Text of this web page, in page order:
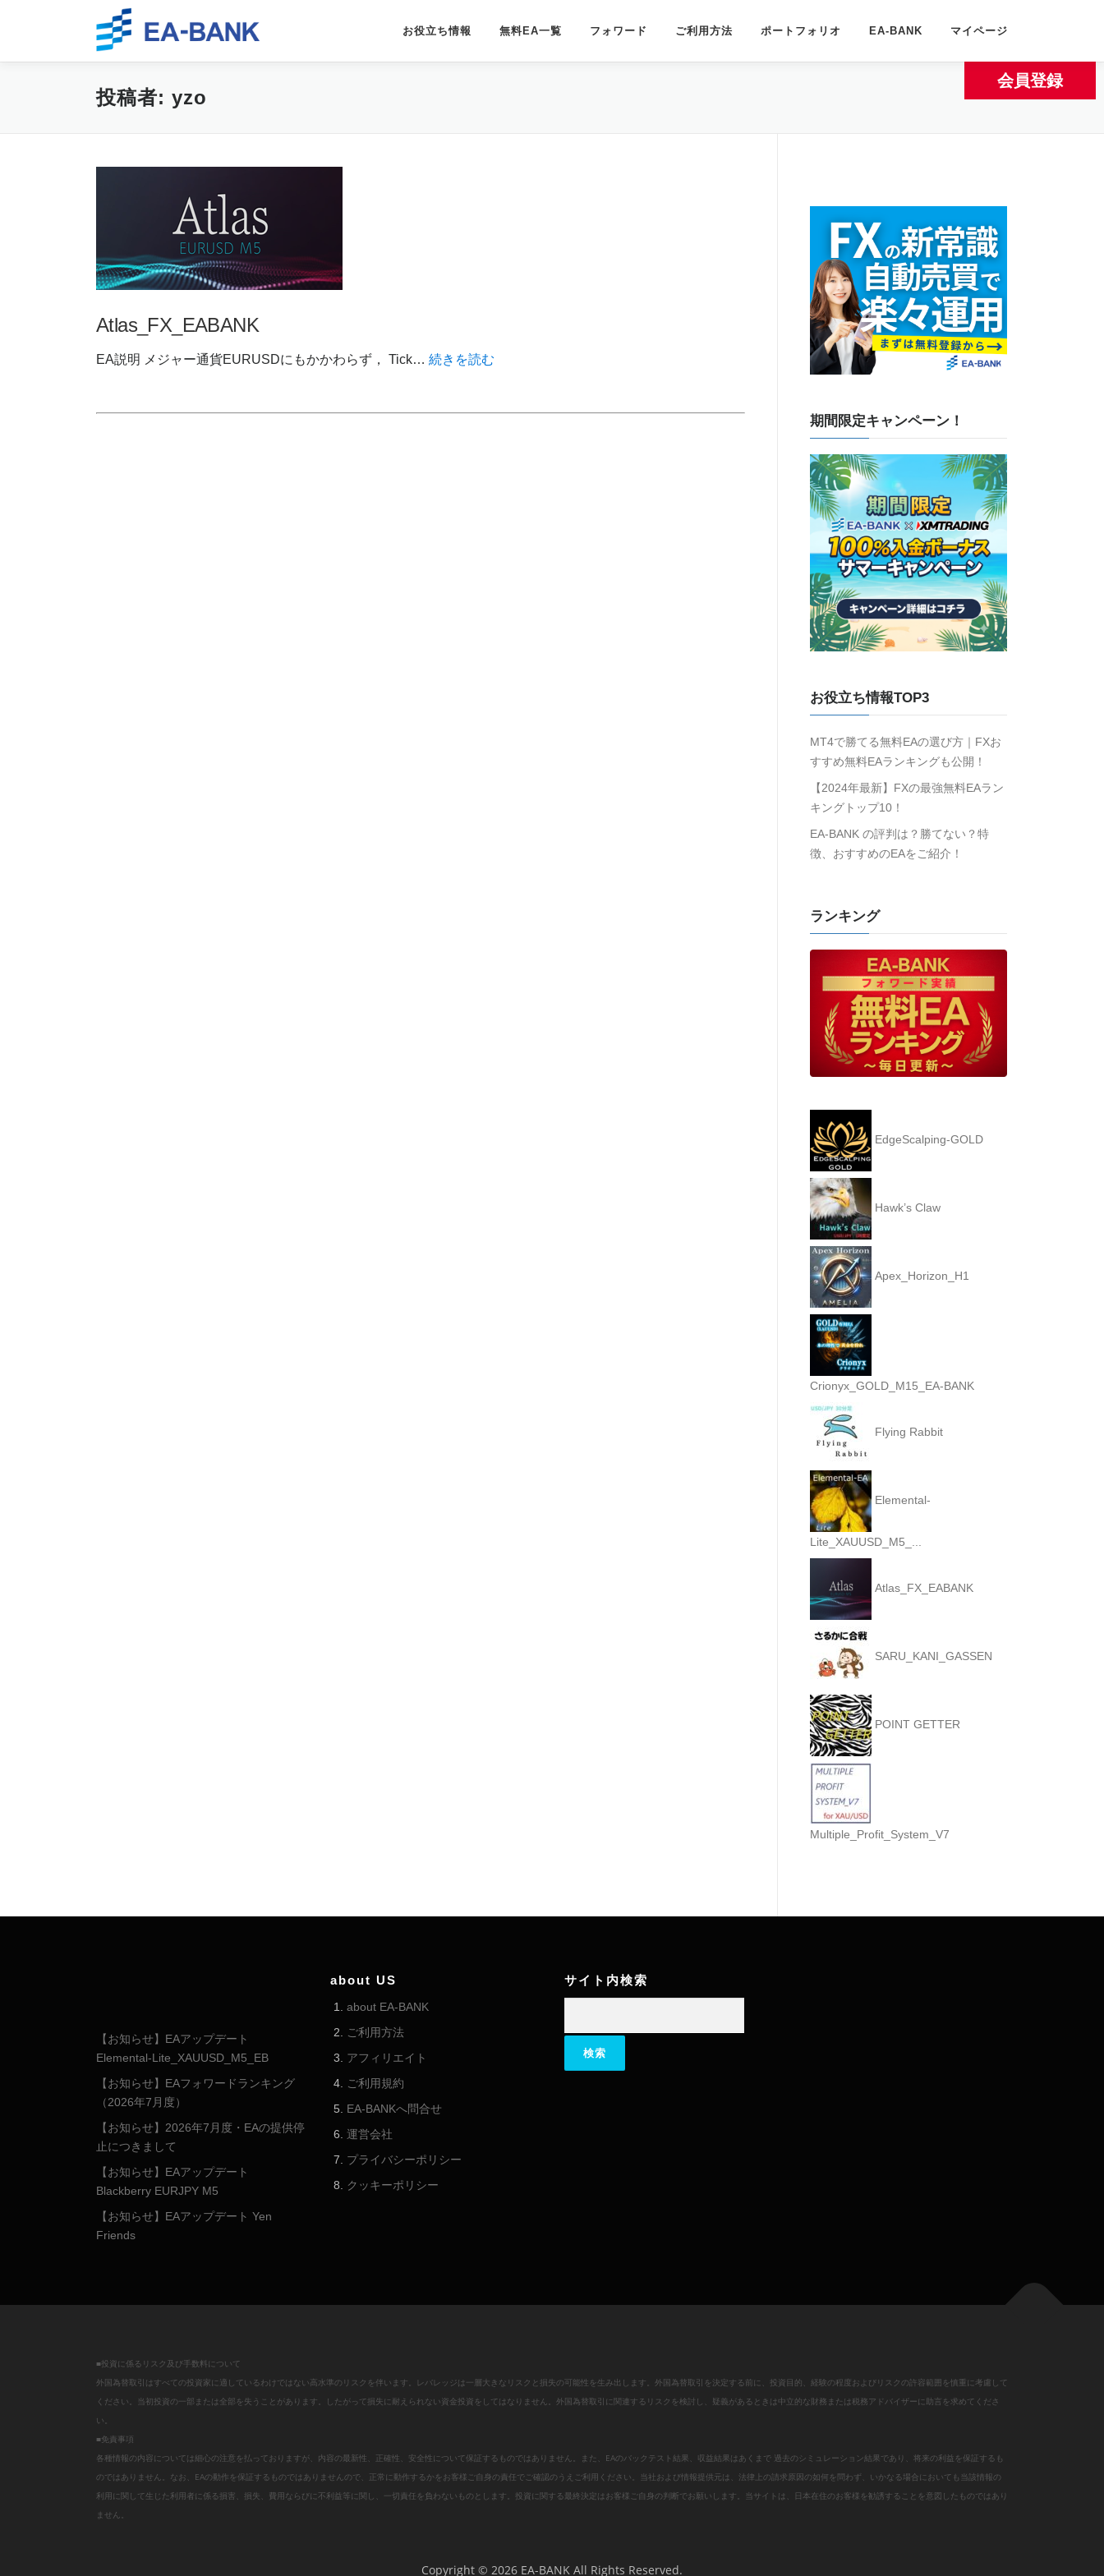
お役立ち情報 無料EA一覧 フォワード ご利用方法 ポートフォリオ EA-BANK マイページ
会員登録
投稿者: yzo
Atlas_FX_EABANK
EA説明 メジャー通貨EURUSDにもかかわらず， Tick… 続きを読む
期間限定キャンペーン！
お役立ち情報TOP3
MT4で勝てる無料EAの選び方｜FXお
すすめ無料EAランキングも公開！
【2024年最新】FXの最強無料EAラン
キングトップ10！
EA-BANK の評判は？勝てない？特
徴、おすすめのEAをご紹介！
ランキング
EdgeScalping-GOLD
Hawk’s Claw
Apex_Horizon_H1
Crionyx_GOLD_M15_EA-BANK
Flying Rabbit
Elemental-
Lite_XAUUSD_M5_...
Atlas_FX_EABANK
SARU_KANI_GASSEN
POINT GETTER
Multiple_Profit_System_V7
【お知らせ】EAアップデート
Elemental-Lite_XAUUSD_M5_EB
【お知らせ】EAフォワードランキング
（2026年7月度）
【お知らせ】2026年7月度・EAの提供停
止につきまして
【お知らせ】EAアップデート
Blackberry EURJPY M5
【お知らせ】EAアップデート Yen
Friends
about US
about EA-BANK
ご利用方法
アフィリエイト
ご利用規約
EA-BANKへ問合せ
運営会社
プライバシーポリシー
クッキーポリシー
サイト内検索
■投資に係るリスク及び手数料について
外国為替取引はすべての投資家に適しているわけではない高水準のリスクを伴います。レバレッジは一層大きなリスクと損失の可能性を生み出します。外国為替取引を決定する前に、投資目的、経験の程度およびリスクの許容範囲を慎重に考慮して
ください。当初投資の一部または全部を失うことがあります。したがって損失に耐えられない資金投資をしてはなりません。外国為替取引に関連するリスクを検討し、疑義があるときは中立的な財務または税務アドバイザーに助言を求めてくださ
い。
■免責事項
各種情報の内容については細心の注意を払っておりますが、内容の最新性、正確性、安全性について保証するものではありません。また、EAのバックテスト結果、収益結果はあくまで 過去のシミュレーション結果であり、将来の利益を保証するも
のではありません。なお、EAの動作を保証するものではありませんので、正常に動作するかをお客様ご自身の責任でご確認のうえご利用ください。当社および情報提供元は、法律上の請求原因の如何を問わず、いかなる場合においても当該情報の
利用に関して生じた利用者に係る損害、損失、費用ならびに不利益等に関し、一切責任を負わないものとします。投資に関する最終決定はお客様ご自身の判断でお願いします。当サイトは、日本在住のお客様を勧誘することを意図したものではあり
ません。
Copyright © 2026 EA-BANK All Rights Reserved.